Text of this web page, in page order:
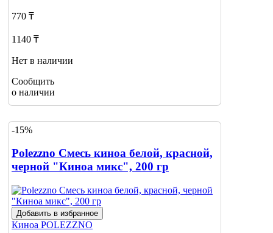
770 ₸
1140 ₸
Нет в наличии
Сообщить
о наличии
-15%
Polezzno Смесь киноа белой, красной,
черной "Киноа микс", 200 гр
Добавить в избранное
Киноа POLEZZNO